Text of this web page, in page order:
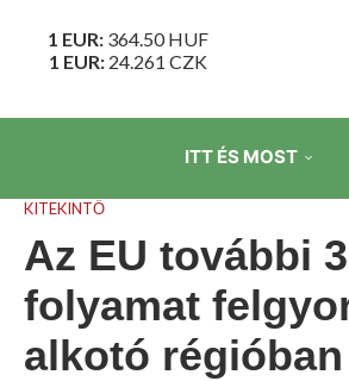
1 EUR: 364.50HUF
1 EUR: 24.261 CZK
ITT ÉS MOST
KITEKINTŐ
Az EU további
folyamat
alkotó régióban